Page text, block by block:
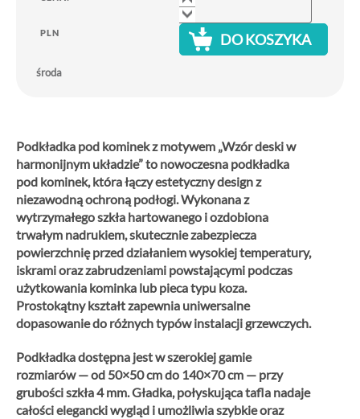
PLN DO KOSZYKA
środa
Podkładka pod kominek z motywem „Wzór deski w
harmonijnym układzie” to nowoczesna podkładka
pod kominek, która łączy estetyczny design z
niezawodną ochroną podłogi.Wykonana z
wytrzymałego szkła hartowanego i ozdobiona
trwałym nadrukiem, skutecznie zabezpiecza
powierzchnię przed działaniem wysokiej temperatury,
iskrami oraz zabrudzeniami powstającymi podczas
użytkowania kominka lub pieca typu koza.
Prostokątny kształt zapewnia uniwersalne
dopasowanie do różnych typów instalacji grzewczych.
Podkładka dostępna jest w szerokiej gamie
rozmiarów — od 50×50 cm do 140×70 cm — przy
grubości szkła 4 mm. Gładka, połyskująca tafla nadaje
całości elegancki wygląd i umożliwia szybkie oraz